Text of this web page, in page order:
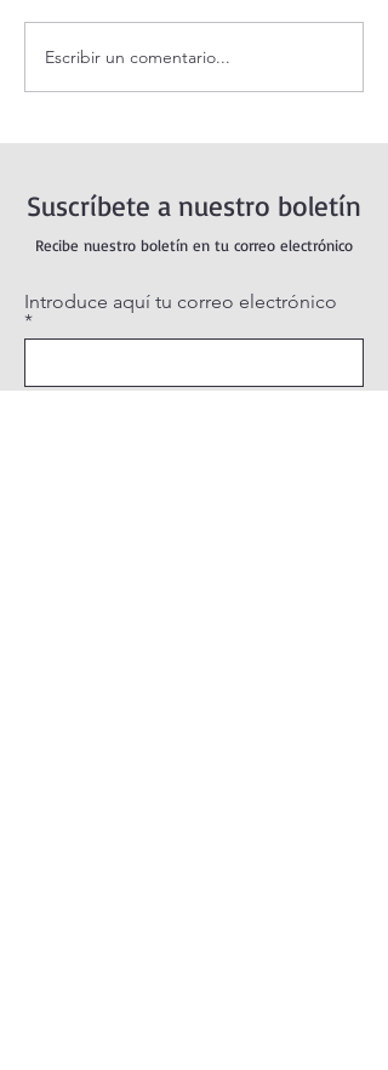
¡3 motivos para la
Transfiguración!
Escribir un comentario...
Suscríbete a nuestro boletín
Recibe nuestro boletín en tu correo electrónico
Introduce aquí tu correo electrónico